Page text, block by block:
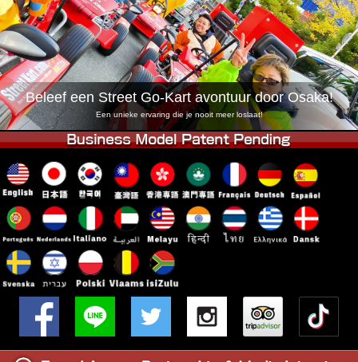
Tokio Shinagawa Tokio Akihabara#1
Tokio Akihabara#2 Tokio Shibuya
Tokio Shibuya Annex Tokio Baai
Tokio Asakusa Osaka
Okinawa
Beleef een Street Go-Kart avontuur door Osaka!
Een unieke ervaring die je nooit meer loslaat!